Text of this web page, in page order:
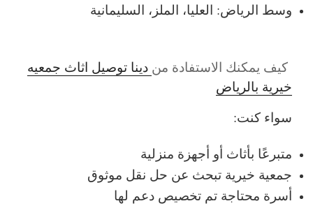
وسط الرياض: العليا، الملز، السليمانية
كيف يمكنك الاستفادة من دينا توصيل اثاث جمعيه
خيرية بالرياض
سواء كنت:
متبرعًا بأثاث أو أجهزة منزلية
جمعية خيرية تبحث عن حل نقل موثوق
أسرة محتاجة تم تخصيص دعم لها